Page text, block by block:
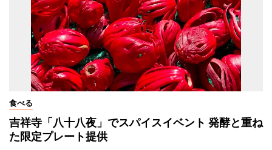
食べる
吉祥寺「八十八夜」でスパイスイベント 発酵と重ね
た限定プレート提供